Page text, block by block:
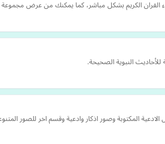
القران الكريم بشكل مباشر، كما يمكنك من عرض
النبوية الصحيحة.
المكتوبة وصور اذكار وادعية وقسم اخر للصور